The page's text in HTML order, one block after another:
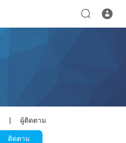
| ผู้ติดตาม
ติดตาม